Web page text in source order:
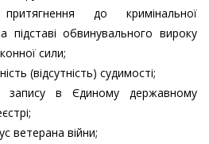
до кримінальної
підставі обвинувального вироку
сили;
(відсутність) судимості;
запису в Єдиному державному
ветерана війни;